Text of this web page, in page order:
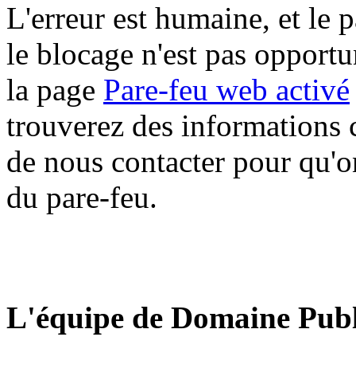
L'erreur est humaine, et le
le blocage n'est pas
la page Pare-feu web activé
trouverez des informations
de nous contacter pour
du pare-feu.
L'équipe de Domaine